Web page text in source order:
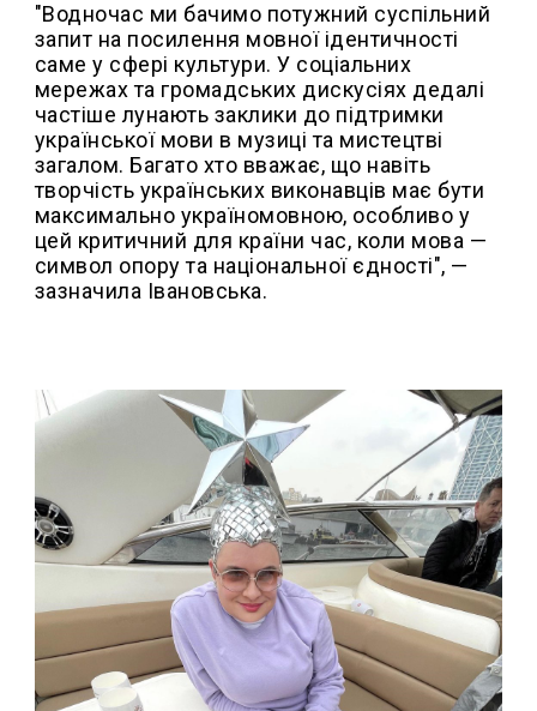
"Водночас ми бачимо потужний суспільний
запит на посилення мовної ідентичності
саме у сфері культури. У соціальних
мережах та громадських дискусіях дедалі
частіше лунають заклики до підтримки
української мови в музиці та мистецтві
загалом. Багато хто вважає, що навіть
творчість українських виконавців має бути
максимально україномовною, особливо у
цей критичний для країни час, коли мова —
символ опору та національної єдності", —
зазначила Івановська.